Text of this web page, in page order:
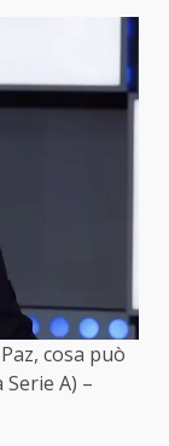
cosa può
A) –